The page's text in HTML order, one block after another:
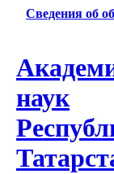
Сведения об
наук